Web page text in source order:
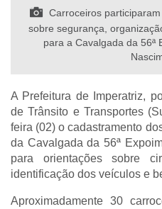
Carroceiros
sobre segurança,
para a Cavalgada da 56ª
A Prefeitura de Imperatriz,
de Trânsito e Transportes
feira (02) o cadastramento
da Cavalgada da 56ª
para orientações sobre
identificação dos veículos e
Aproximadamente 30